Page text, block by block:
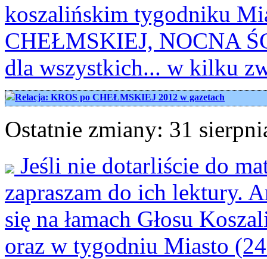
koszalińskim tygodniku
CHEŁMSKIEJ, NOCNA
dla wszystkich... w kilku
Relacja: KROS po CHEŁMSKIEJ 2012 w gazetach
Ostatnie zmiany: 31
Jeśli nie dotarliście do
zapraszam do ich lektury.
się na łamach Głosu
oraz w tygodniu Miasto